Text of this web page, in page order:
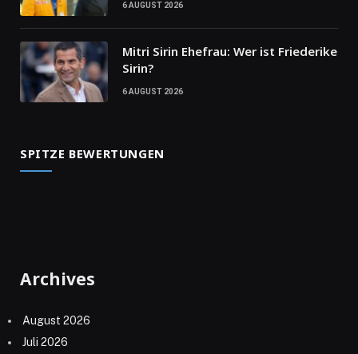
6 AUGUST 2026
Mitri Sirin Ehefrau: Wer ist Friederike
Sirin?
6 AUGUST 2026
SPITZE BEWERTUNGEN
Archives
August 2026
Juli 2026